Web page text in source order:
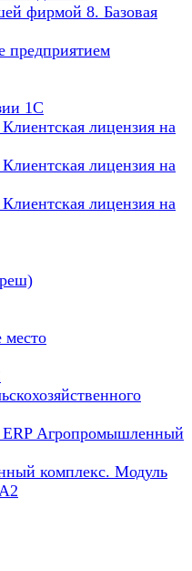
фирмой 8. Базовая
предприятием
1С
лицензия на
лицензия на
лицензия на
место
Агропромышленный
комплекс. Модуль